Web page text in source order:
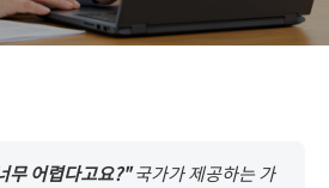
무 어렵다고요?"국가가 제공하는 가